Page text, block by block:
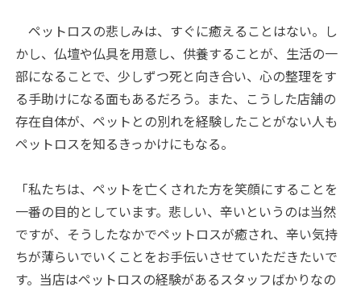
ペットロスの悲しみは、すぐに癒えることはない。し
かし、仏壇や仏具を用意し、供養することが、生活の一
部になることで、少しずつ死と向き合い、心の整理をす
る手助けになる面もあるだろう。また、こうした店舗の
存在自体が、ペットとの別れを経験したことがない人も
ペットロスを知るきっかけにもなる。
「私たちは、ペットを亡くされた方を笑顔にすることを
一番の目的としています。悲しい、辛いというのは当然
ですが、そうしたなかでペットロスが癒され、辛い気持
ちが薄らいでいくことをお手伝いさせていただきたいで
す。当店はペットロスの経験があるスタッフばかりなの